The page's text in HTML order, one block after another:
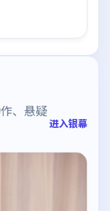
、悬疑
进入银幕